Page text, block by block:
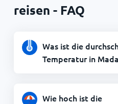
reisen - FAQ
Was ist die
Temperatur in
Wie hoch ist die